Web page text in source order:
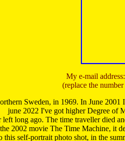
My e-mail
(replace the
Sweden, in 1969. In June
june 2022 I've got higher Degree of
long ago. The time traveller died
2002 movie The Time Machine, it
this self-portrait photo shot, in the